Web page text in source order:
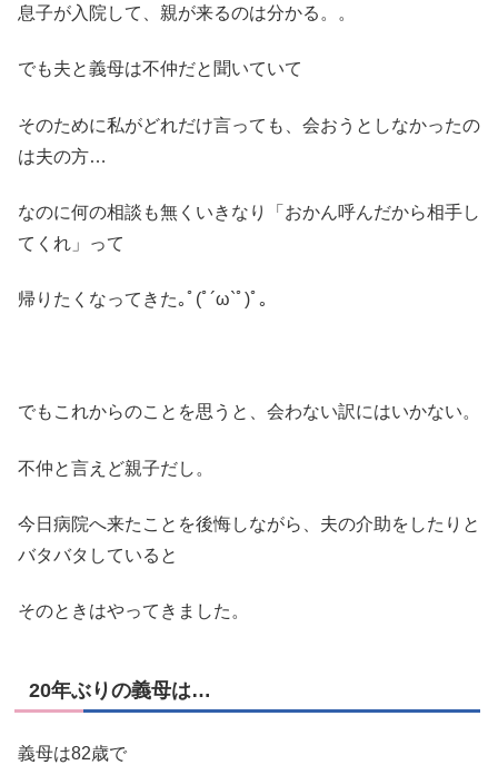
息子が入院して、親が来るのは分かる。。
でも夫と義母は不仲だと聞いていて
そのために私がどれだけ言っても、会おうとしなかったの
は夫の方…
なのに何の相談も無くいきなり「おかん呼んだから相手し
てくれ」って
帰りたくなってきた｡ﾟ(ﾟ´ω`ﾟ)ﾟ｡
でもこれからのことを思うと、会わない訳にはいかない。
不仲と言えど親子だし。
今日病院へ来たことを後悔しながら、夫の介助をしたりと
バタバタしていると
そのときはやってきました。
20年ぶりの義母は…
義母は82歳で